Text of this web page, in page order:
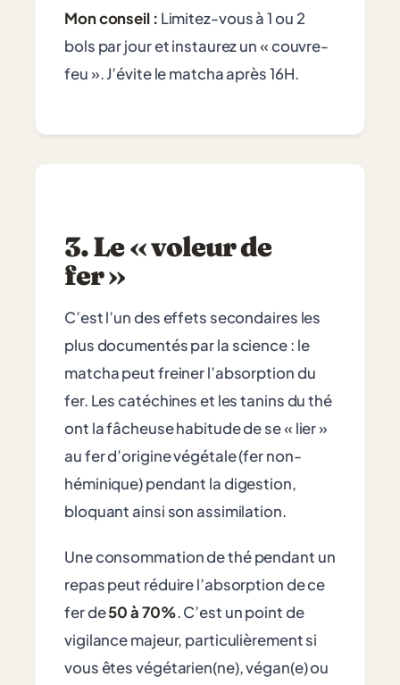
Mon conseil : Limitez-vous à 1 ou 2
bols par jour et instaurez un « couvre-
feu ». J’évite le matcha après 16H.
3. Le « voleur de
fer »
C’est l’un des effets secondaires les
plus documentés par la science : le
matcha peut freiner l’absorption du
fer. Les catéchines et les tanins du thé
ont la fâcheuse habitude de se « lier »
au fer d’origine végétale (fer non-
héminique) pendant la digestion,
bloquant ainsi son assimilation.
Une consommation de thé pendant un
repas peut réduire l’absorption de ce
fer de50 à 70%. C’est un point de
vigilance majeur, particulièrement si
vous êtes végétarien(ne), végan(e) ou